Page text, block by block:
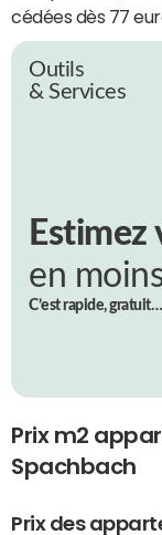
cédées dès 77
Outils
& Services
en
C’est rapide, gratuit…
Prix m2
Spachbach
Prix des